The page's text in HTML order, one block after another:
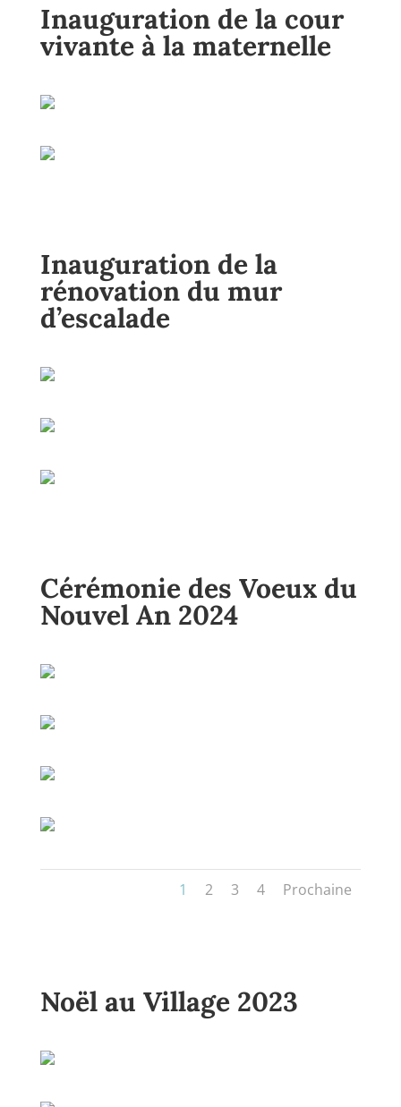
Inauguration de la cour
vivante à la maternelle
Inauguration de la
rénovation du mur
d’escalade
Cérémonie des Voeux du
Nouvel An 2024
1 2 3 4 Prochaine
Noël au Village 2023